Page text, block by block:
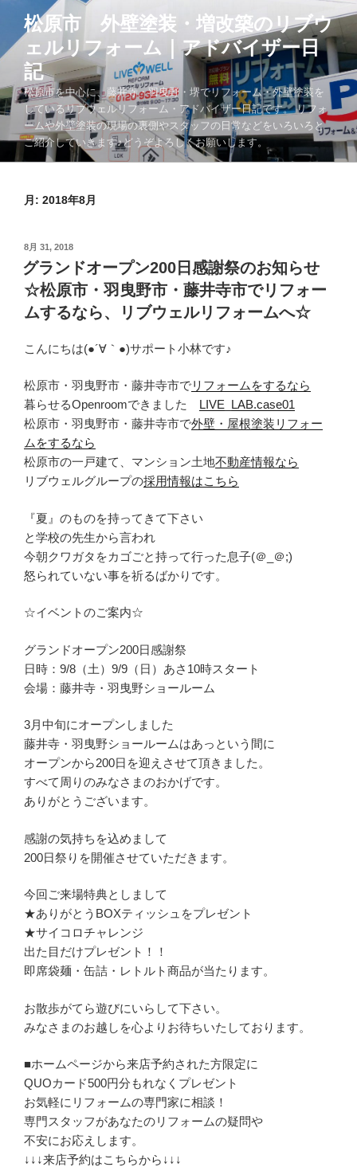
テ
ツ
へ
キ
ッ
松原市 外壁塗装・増改築のリブウ
ェルリフォーム｜アドバイザー日
記
松原市を中心に、藤井寺・羽曳野・堺でリフォーム・外壁塗装を
しているリブウェルリフォーム・アドバイザー日記です。 リフォ
ームや外壁塗装の現場の裏側やスタッフの日常などをいろいろと
ご紹介していきます♪どうぞよろしくお願いします。
月: 2018年8月
投
稿
日:
8月 31, 2018
グランドオープン200日感謝祭のお知らせ
☆松原市・羽曳野市・藤井寺市でリフォー
ムするなら、リブウェルリフォームへ☆
こんにちは(●´∀｀●)サポート小林です♪
松原市・羽曳野市・藤井寺市でリフォームをするなら
暮らせるOpenroomできました LIVE_LAB.case01
松原市・羽曳野市・藤井寺市で外壁・屋根塗装リフォー
ムをするなら
松原市の一戸建て、マンション土地不動産情報なら
リブウェルグループの採用情報はこちら
『夏』のものを持ってきて下さい
と学校の先生から言われ
今朝クワガタをカゴごと持って行った息子(＠_＠;)
怒られていない事を祈るばかりです。
☆イベントのご案内☆
グランドオープン200日感謝祭
日時：9/8（土）9/9（日）あさ10時スタート
会場：藤井寺・羽曳野ショールーム
3月中旬にオープンしました
藤井寺・羽曳野ショールームはあっという間に
オープンから200日を迎えさせて頂きました。
すべて周りのみなさまのおかげです。
ありがとうございます。
感謝の気持ちを込めまして
200日祭りを開催させていただきます。
今回ご来場特典としまして
★ありがとうBOXティッシュをプレゼント
★サイコロチャレンジ
出た目だけプレゼント！！
即席袋麺・缶詰・レトルト商品が当たります。
お散歩がてら遊びにいらして下さい。
みなさまのお越しを心よりお待ちいたしております。
■ホームページから来店予約された方限定に
QUOカード500円分もれなくプレゼント
お気軽にリフォームの専門家に相談！
専門スタッフがあなたのリフォームの疑問や
不安にお応えします。
↓↓↓来店予約はこちらから↓↓↓